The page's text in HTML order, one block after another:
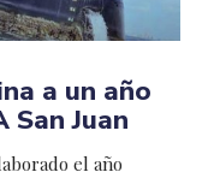
a un año
Juan
el año